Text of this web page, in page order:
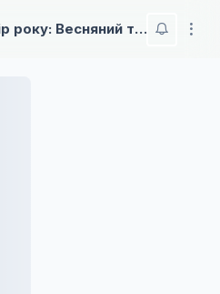
Агенти чотирьох пір року: Весняний танок